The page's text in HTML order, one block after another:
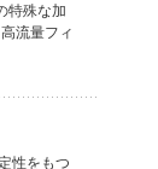
特殊な加
流量フィ
性をもつ